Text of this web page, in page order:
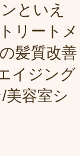
といえ
リートメ
髪質改善
イジング
容室シ